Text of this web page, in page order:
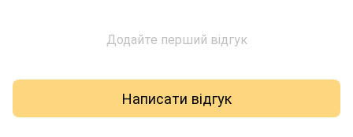
Додайте перший відгук
Написати відгук